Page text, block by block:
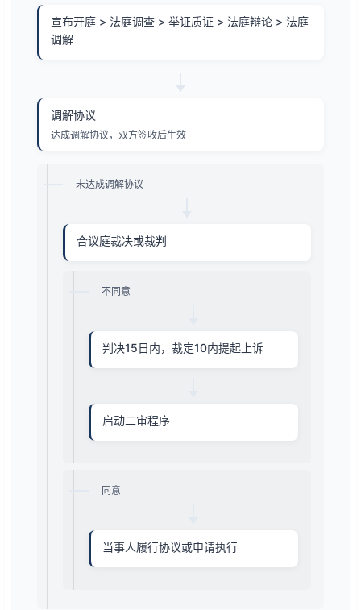
宣布开庭 > 法庭调查 > 举证质证 > 法庭辩论 > 法庭
调解
调解协议
达成调解协议，双方签收后生效
未达成调解协议
合议庭裁决或裁判
不同意
判决15日内，裁定10内提起上诉
启动二审程序
同意
当事人履行协议或申请执行